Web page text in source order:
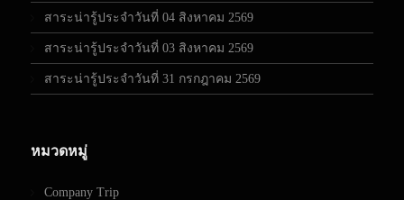
สาระน่ารู้ประจำวันที่ 04 สิงหาคม 2569
สาระน่ารู้ประจำวันที่ 03 สิงหาคม 2569
สาระน่ารู้ประจำวันที่ 31 กรกฎาคม 2569
หมวดหมู่
Company Trip